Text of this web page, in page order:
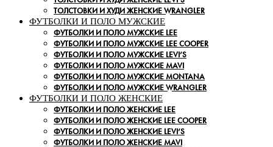
ТОЛСТОВКИ И ХУДИ ЖЕНСКИЕ WRANGLER
ФУТБОЛКИ И ПОЛО МУЖСКИЕ
ФУТБОЛКИ И ПОЛО МУЖСКИЕ LEE
ФУТБОЛКИ И ПОЛО МУЖСКИЕ LEE COOPER
ФУТБОЛКИ И ПОЛО МУЖСКИЕ LEVI’S
ФУТБОЛКИ И ПОЛО МУЖСКИЕ MAVI
ФУТБОЛКИ И ПОЛО МУЖСКИЕ MONTANA
ФУТБОЛКИ И ПОЛО МУЖСКИЕ WRANGLER
ФУТБОЛКИ И ПОЛО ЖЕНСКИЕ
ФУТБОЛКИ И ПОЛО ЖЕНСКИЕ LEE
ФУТБОЛКИ И ПОЛО ЖЕНСКИЕ LEE COOPER
ФУТБОЛКИ И ПОЛО ЖЕНСКИЕ LEVI’S
ФУТБОЛКИ И ПОЛО ЖЕНСКИЕ MAVI